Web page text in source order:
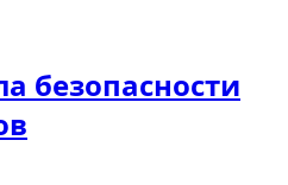
безопасности